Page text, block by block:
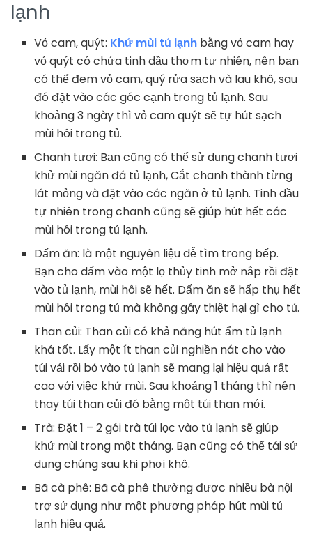
lạnh
Vỏ cam, quýt: Khử mùi tủ lạnh bằng vỏ cam hay
vỏ quýt có chứa tinh dầu thơm tự nhiên, nên bạn
có thể đem vỏ cam, quý rửa sạch và lau khô, sau
đó đặt vào các góc cạnh trong tủ lạnh. Sau
khoảng 3 ngày thì vỏ cam quýt sẽ tự hút sạch
mùi hôi trong tủ.
Chanh tươi: Bạn cũng có thể sử dụng chanh tươi
khử mùi ngăn đá tủ lạnh, Cắt chanh thành từng
lát mỏng và đặt vào các ngăn ở tủ lạnh. Tinh dầu
tự nhiên trong chanh cũng sẽ giúp hút hết các
mùi hôi trong tủ lạnh.
Dấm ăn: là một nguyên liệu dễ tìm trong bếp.
Bạn cho dấm vào một lọ thủy tinh mở nắp rồi đặt
vào tủ lạnh, mùi hôi sẽ hết. Dấm ăn sẽ hấp thụ hết
mùi hôi trong tủ mà không gây thiệt hại gì cho tủ.
Than củi: Than củi có khả năng hút ẩm tủ lạnh
khá tốt. Lấy một ít than củi nghiền nát cho vào
túi vải rồi bỏ vào tủ lạnh sẽ mang lại hiệu quả rất
cao với việc khử mùi. Sau khoảng 1 tháng thì nên
thay túi than củi đó bằng một túi than mới.
Trà: Đặt 1 – 2 gói trà túi lọc vào tủ lạnh sẽ giúp
khử mùi trong một tháng. Bạn cũng có thể tái sử
dụng chúng sau khi phơi khô.
Bã cà phê: Bã cà phê thường được nhiều bà nội
trợ sử dụng như một phương pháp hút mùi tủ
lạnh hiệu quả.